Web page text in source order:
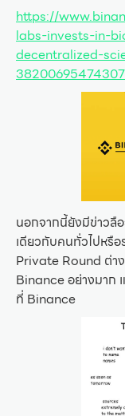
https://
labs-invests-in-
decentralized-
นอกจากนี้ยังมีข่าวลื
เดียวกับคนทั่วไปหรื
Private Round ต่า
Binance อย่างมาก
ที่ Binance